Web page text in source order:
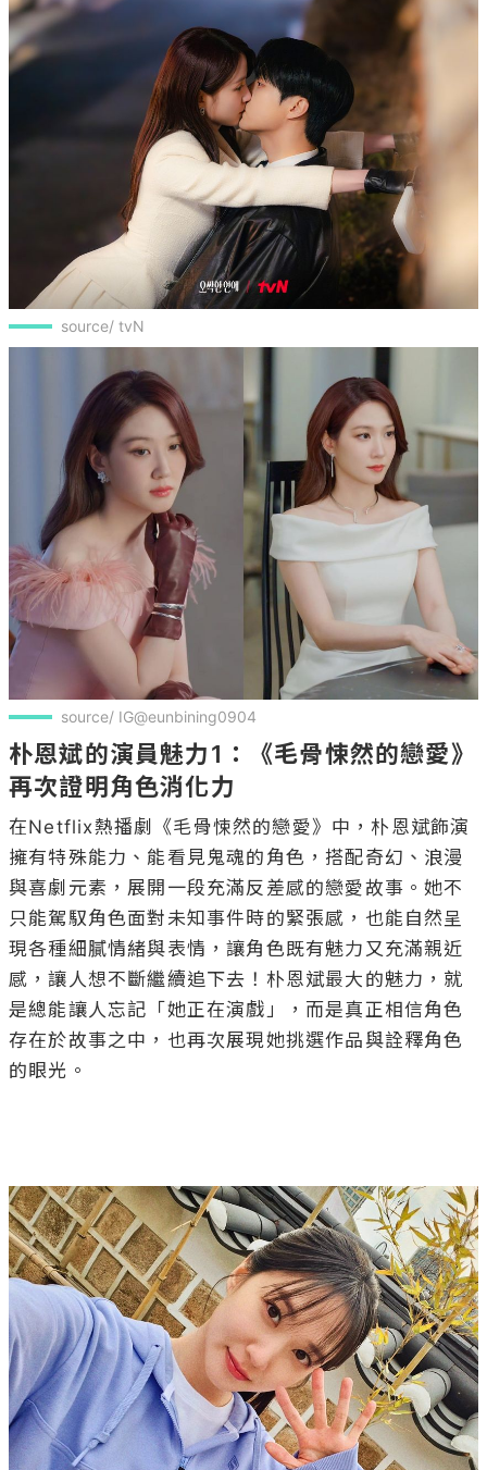
source/ tvN
source/ IG@eunbining0904
朴恩斌的演員魅力1：《毛骨悚然的戀愛》
再次證明角色消化力
在Netflix熱播劇《毛骨悚然的戀愛》中，朴恩斌飾演
擁有特殊能力、能看見鬼魂的角色，搭配奇幻、浪漫
與喜劇元素，展開一段充滿反差感的戀愛故事。她不
只能駕馭角色面對未知事件時的緊張感，也能自然呈
現各種細膩情緒與表情，讓角色既有魅力又充滿親近
感，讓人想不斷繼續追下去！朴恩斌最大的魅力，就
是總能讓人忘記「她正在演戲」，而是真正相信角色
存在於故事之中，也再次展現她挑選作品與詮釋角色
的眼光。